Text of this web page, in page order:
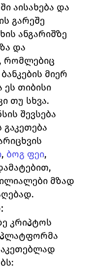
აისახება და
გარეშე
ანგარიშზე
და
რომლებიც
მიერ
ეს თიბისი
თუ სხვა.
შევსება
, ბოგ ფეი
მზად
კრიპტოს
პლატფორმა